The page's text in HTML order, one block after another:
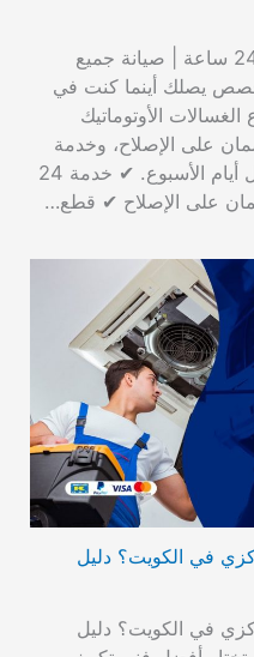
تصليح غسالات اتوماتيك الكويت 24 ساعة | صيانة جميع
فني متخصص يصلك أينما كنت في
الأوتوماتيك
على الإصلاح، وخدمة
منزلية على مدار 24 ساعة طوال أيام الأسبوع. ✔ خدمة 24
على الإصلاح ✔ قطع…
في الكويت؟ دليل
في الكويت؟ دليل